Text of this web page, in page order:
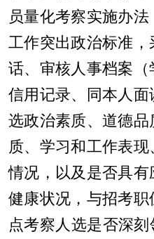
员量化考察实施办
工作突出政治标准
话、审核人事档案
信用记录、同本人
选政治素质、道德
质、学习和工作表
情况，以及是否具
健康状况，与招考
点考察人选是否深刻